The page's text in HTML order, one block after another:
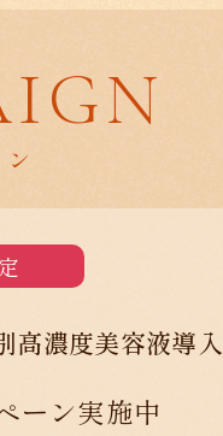
高濃度美容液導入
ーン実施中